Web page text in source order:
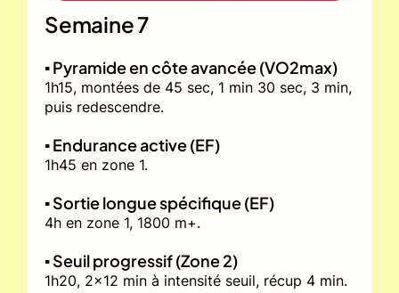
Semaine 7
▪️ Pyramide en côte avancée (VO2max)
1h15, montées de 45 sec, 1 min 30 sec, 3 min,
puis redescendre.
▪️ Endurance active (EF)
1h45 en zone 1.
▪️ Sortie longue spécifique (EF)
4h en zone 1, 1800 m+.
▪️ Seuil progressif (Zone 2)
1h20, 2x12 min à intensité seuil, récup 4 min.